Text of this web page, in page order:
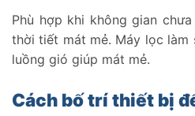
Phù hợp khi không gian
thời tiết mát mẻ. Máy lọc làm
luồng gió giúp mát mẻ.
Cách bố trí thiết bị